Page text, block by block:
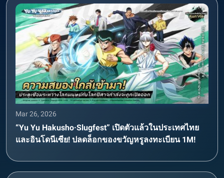
Mar 26, 2026
“Yu Yu Hakusho·Slugfest” เปิดตัวแล้วในประเทศไทย
และอินโดนีเซีย! ปลดล็อกของขวัญหรูลงทะเบียน 1M!